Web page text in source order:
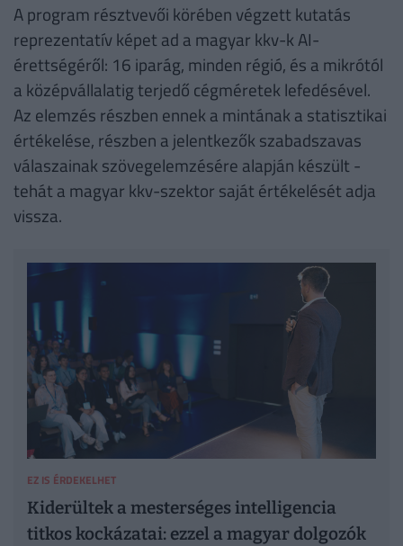
A program résztvevői körében végzett kutatás
reprezentatív képet ad a magyar kkv-k AI-
érettségéről: 16 iparág, minden régió, és a mikrótól
a középvállalatig terjedő cégméretek lefedésével.
Az elemzés részben ennek a mintának a statisztikai
értékelése, részben a jelentkezők szabadszavas
válaszainak szövegelemzésére alapján készült -
tehát a magyar kkv-szektor saját értékelését adja
vissza.
EZ IS ÉRDEKELHET
Kiderültek a mesterséges intelligencia
titkos kockázatai: ezzel a magyar dolgozók